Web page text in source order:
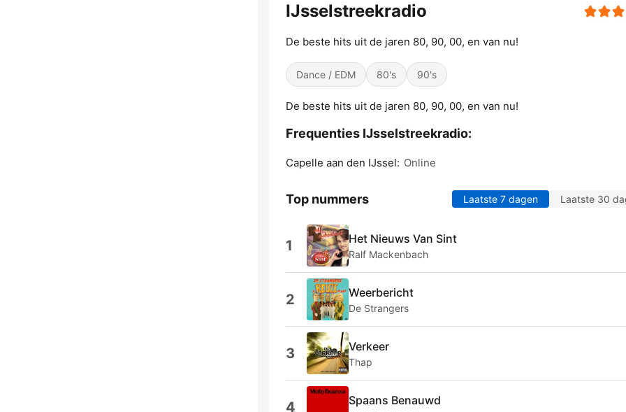
IJsselstreekradio
De beste hits uit de jaren 80, 90, 00, en van nu!
Dance / EDM 80's 90's
De beste hits uit de jaren 80, 90, 00, en van nu!
Frequenties IJsselstreekradio:
Capelle aan den IJssel: Online
Top nummers Laatste 7 dagen Laatste 30
1 Het Nieuws Van Sint
Ralf Mackenbach
2 Weerbericht
De Strangers
3 Verkeer
Thap
4 Spaans Benauwd